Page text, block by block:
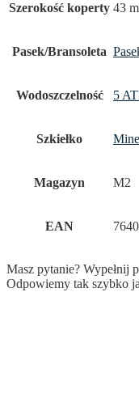
Szerokość koperty 43
Pasek/Bransoleta
Wodoszczelność 5
Szkiełko
Magazyn M2
EAN
Masz pytanie? Wypełnij
Odpowiemy tak szybko